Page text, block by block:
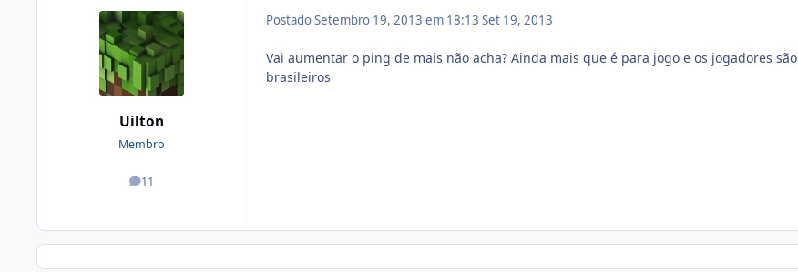
Uilton
Membro
11
posts
PostadoSetembro 19, 2013 em 18:13 Set 19, 2013
Vai aumentar o ping de mais não acha? Ainda mais que é para jogo e os jogadores são
brasileiros